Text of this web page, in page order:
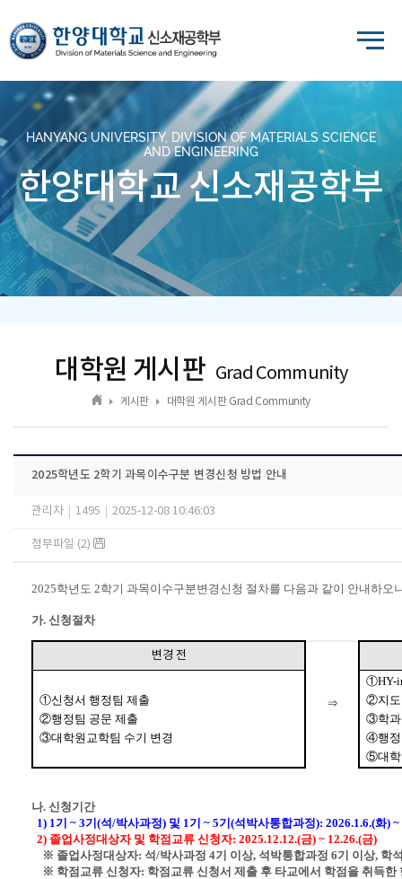
HANYANG UNIVERSITY, DIVISION OF MATERIALS SCIENCE
AND ENGINEERING
한양대학교 신소재공학부
대학원 게시판 Grad Community
게시판 대학원 게시판 Grad Community
2025학년도 2학기 과목이수구분 변경신청 방법 안내
관리자 1495 2025-12-08 10:46:03
첨부파일 (2)
2025학년도 2학기 과목이수구분변경신청 절차를 다음과 같이 안내하오
가. 신청절차
변경 전
⇒
①신청서 행정팀 제출
②행정팀 공문 제출
③대학원교학팀 수기 변경
①HY-
②지
③학
④행
⑤대
나. 신청기간
1) 1기 ~ 3기 (석 /박사과정) 및 1기 ~ 5기 (석박사통합과정): 2026.1.6.(화) ~
2) 졸업사정대상자 및 학점교류 신청자: 2025.12.12.(금) ~ 12.26.(금)
※ 졸업사정대상자: 석 /박사과정 4기 이상, 석박통합과정 6기 이상, 학
※ 학점교류 신청자: 학점교류 신청서 제출 후 타교에서 학점을 취득